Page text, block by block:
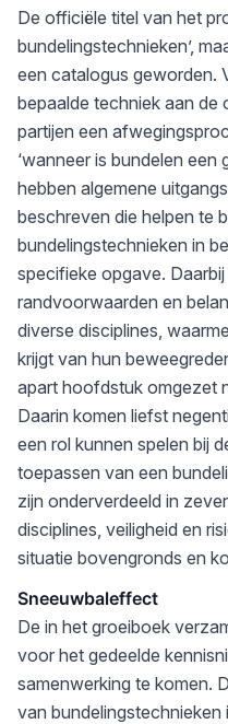
De officiële titel van het
bundelingstechnieken’,
een catalogus geworden.
bepaalde techniek aan de
partijen een
‘wanneer is bundelen een
hebben algemene
beschreven die helpen te
bundelingstechnieken in
specifieke opgave.
randvoorwaarden en
diverse disciplines,
krijgt van hun
apart hoofdstuk omgezet
Daarin komen liefst
een rol kunnen spelen bij
toepassen van een
zijn onderverdeeld in
disciplines, veiligheid en
situatie bovengronds en
Sneeuwbaleffect
De in het groeiboek
voor het gedeelde
samenwerking te komen.
van